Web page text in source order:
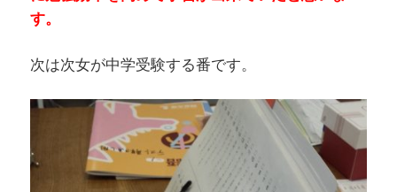
す。
次は次女が中学受験する番です。